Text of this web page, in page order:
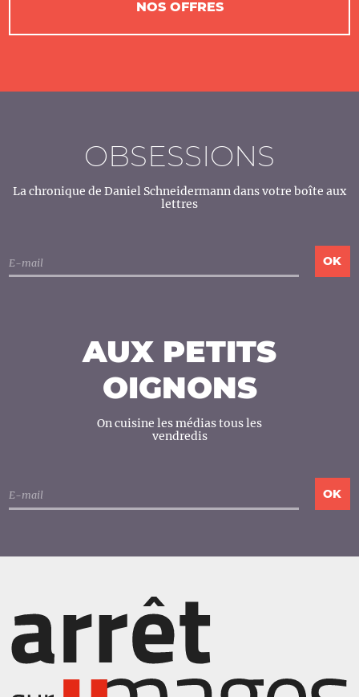
NOS OFFRES
OBSESSIONS
La chronique de Daniel Schneidermann dans votre boîte aux
lettres
AUX PETITS
OIGNONS
On cuisine les médias tous les
vendredis